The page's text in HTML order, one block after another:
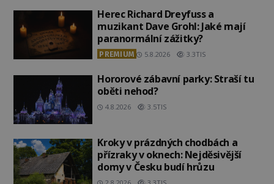
Herec Richard Dreyfuss a
muzikant Dave Grohl: Jaké mají
paranormální zážitky?
PREMIUM 5.8.2026 3.3TIS
Hororové zábavní parky: Straší tu
oběti nehod?
4.8.2026 3.5TIS
Kroky v prázdných chodbách a
přízraky v oknech: Nejděsivější
domy v Česku budí hrůzu